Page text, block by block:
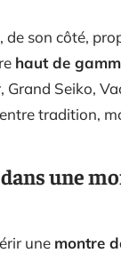
de son côté,
haut de
Grand Seiko,
tradition,
une
une montre